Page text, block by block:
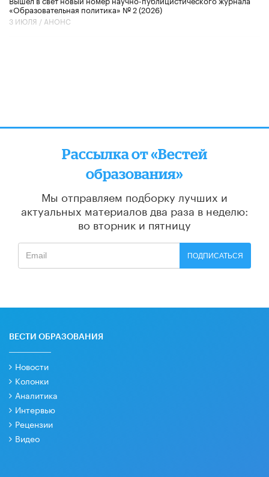
«Образовательная политика» № 2 (2026)
3 ИЮЛЯ / АНОНС
Рассылка от «Вестей
образования»
Мы отправляем подборку лучших и
актуальных материалов два раза в неделю:
во вторник и пятницу
ПОДПИСАТЬСЯ
ВЕСТИ ОБРАЗОВАНИЯ
Новости
Колонки
Аналитика
Интервью
Рецензии
Видео